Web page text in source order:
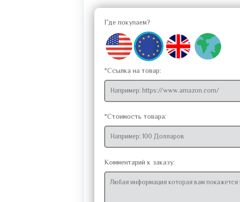
Где покупаем?
*Ссылка на товар:
*Стоимость товара:
Комментарий к заказу: